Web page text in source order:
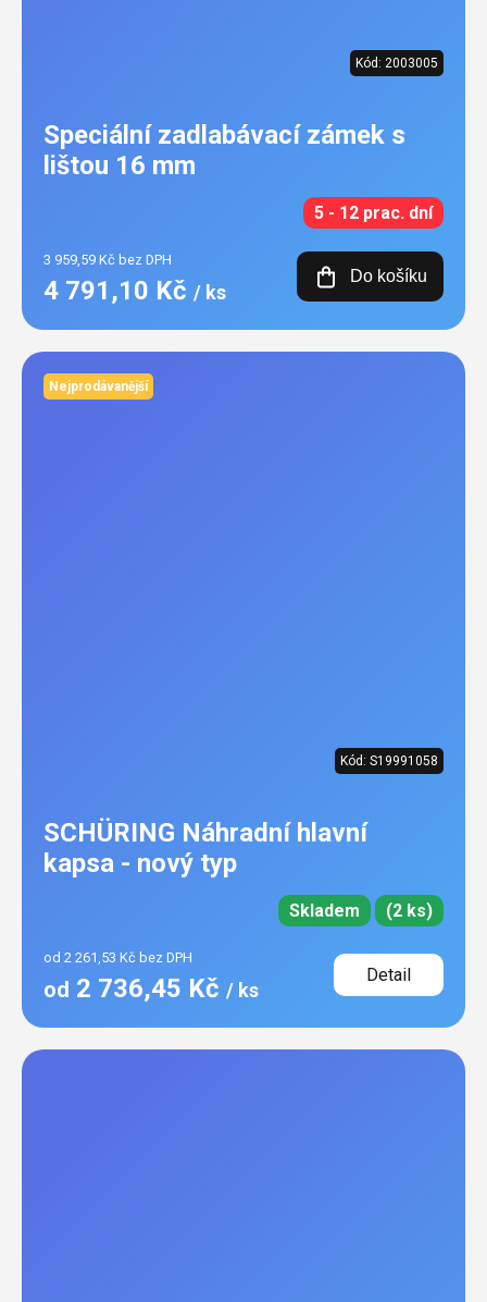
Kód: 2003005
Speciální zadlabávací zámek s
lištou 16 mm
5 - 12 prac. dní
3 959,59 Kč bez DPH
4 791,10 Kč / ks
Do košíku
Nejprodávanější
Kód: S19991058
SCHÜRING Náhradní hlavní
kapsa - nový typ
Skladem (2 ks)
od 2 261,53 Kč bez DPH
od 2 736,45 Kč / ks
Detail